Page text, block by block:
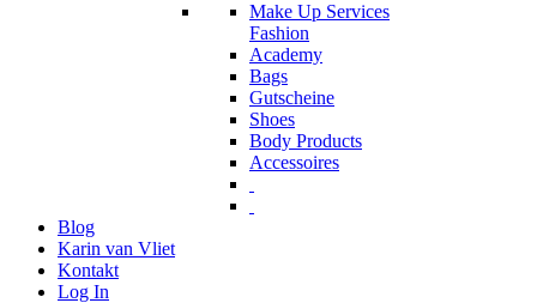
Make Up Services
Fashion
Academy
Bags
Gutscheine
Shoes
Body Products
Accessoires
Blog
Karin van Vliet
Kontakt
Log In